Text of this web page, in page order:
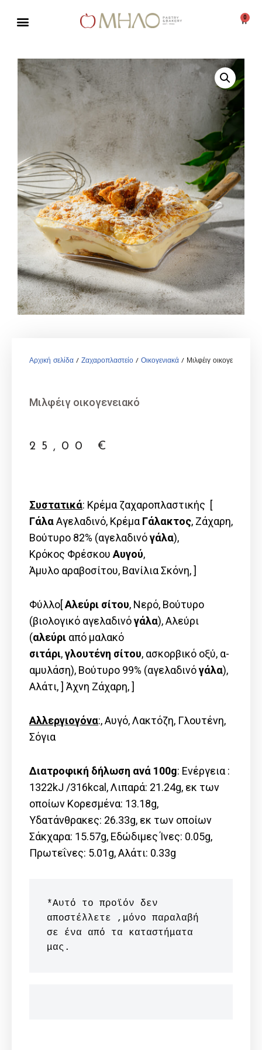
περιεχόμενο
0
Αρχική σελίδα / Ζαχαροπλαστείο / Οικογενιακά / Μιλφέιγ οικογενειακό
Μιλφέιγ οικογενειακό
25,00 €
Συστατικά: Κρέμα ζαχαροπλαστικής [
ΓάλαΑγελαδινό, Kρέμα Γάλακτος, Ζάχαρη,
Βούτυρο 82% (αγελαδινόγάλα),
Κρόκος Φρέσκου Αυγού,
Άμυλο αραβοσίτου, Βανίλια Σκόνη, ]
Φύλλο[Αλεύρι σίτου, Νερό, Βούτυρο
(βιολογικό αγελαδινόγάλα), Αλεύρι
(αλεύρι από μαλακό
σιτάρι,γλουτένη σίτου, ασκορβικό οξύ, α-
αμυλάση), Βούτυρο 99% (αγελαδινόγάλα),
Αλάτι, ] Άχνη Ζάχαρη, ]
Αλλεργιογόνα:, Αυγό, Λακτόζη, Γλουτένη,
Σόγια
Διατροφική δήλωση ανά 100g: Ενέργεια :
1322kJ /316kcal, Λιπαρά: 21.24g, εκ των
οποίων Kορεσμένα: 13.18g,
Υδατάνθρακες: 26.33g, εκ των οποίων
Σάκχαρα: 15.57g, Εδώδιμες Ίνες: 0.05g,
Πρωτεΐνες: 5.01g, Αλάτι: 0.33g
*Αυτό το προϊόν δεν
αποστέλλετε ,μόνο παραλαβή
σε ένα από τα καταστήματα
μας.